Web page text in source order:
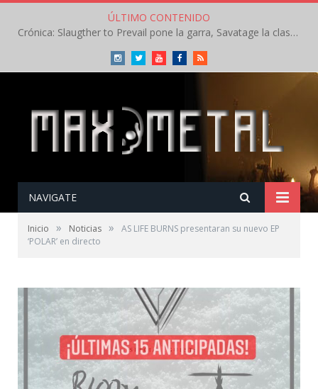
ÚLTIMO CONTENIDO
Crónica: Slaugther to Prevail pone la garra, Savatage la clase en la apertura del Leyendas del Rock – Miércoles – Agosto 2026
InstagramTwitterYoutubeFacebookRSS
NAVIGATE
Inicio » Noticias »
AS LIFE BURNS presentaran su nuevo EP
‘POLAR’ en directo